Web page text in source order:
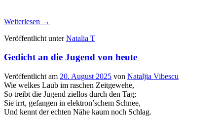
Weiterlesen →
Veröffentlicht unter Natalia T
Gedicht an die Jugend von heute
Veröffentlicht am 20. August 2025 von Nataljia Vibescu
Wie welkes Laub im raschen Zeitgewehe,
So treibt die Jugend ziellos durch den Tag;
Sie irrt, gefangen in elektron’schem Schnee,
Und kennt der echten Nähe kaum noch Schlag.